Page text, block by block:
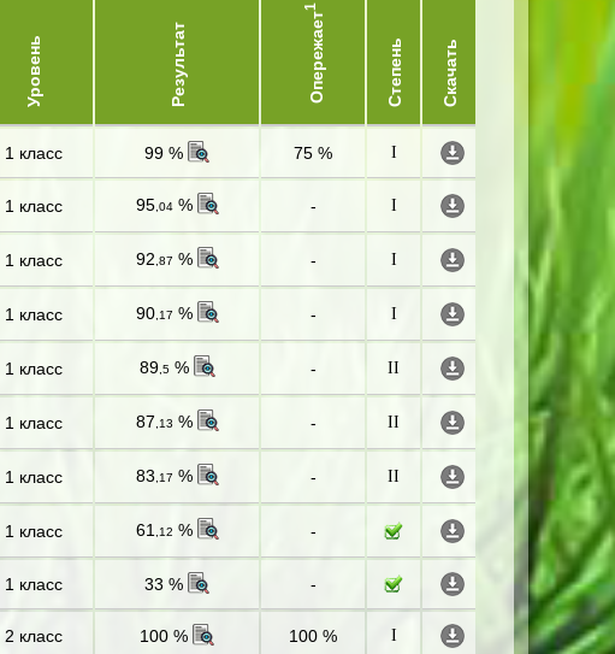
Уровень Результат Опережает
1
Степень Скачать
1 класс 99 % 75 % I
1 класс 95,04% - I
1 класс 92 ,87 % - I
1 класс 90,17 % - I
1 класс 89,5% - II
1 класс 87 ,13 % - II
1 класс 83,17 % - II
1 класс 61 ,12 % -
1 класс 33 % -
2 класс 100 % 100 % I